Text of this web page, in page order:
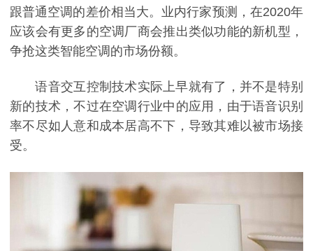
跟普通空调的差价相当大。业内行家预测，在2020年
应该会有更多的空调厂商会推出类似功能的新机型，
争抢这类智能空调的市场份额。
语音交互控制技术实际上早就有了，并不是特别
新的技术，不过在空调行业中的应用，由于语音识别
率不尽如人意和成本居高不下，导致其难以被市场接
受。